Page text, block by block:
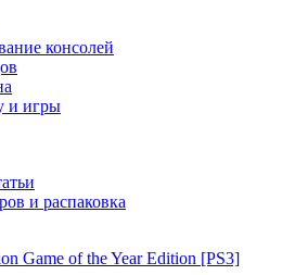
консолей
и игры
и распаковка
Game of the Year Edition [PS3]